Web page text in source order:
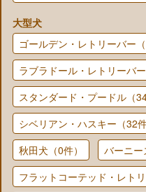
大型犬
ゴールデン・レトリーバー（
ラブラドール・レトリーバー
スタンダード・プードル（34
シベリアン・ハスキー（32件
秋田犬（0件）
バーニー
フラットコーテッド・レトリ